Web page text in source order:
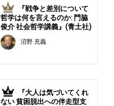
3
『戦争と差別について
哲学は何を言えるのか: 門脇
俊介 社会哲学講義』(青土社)
沼野 充義
4
『大人は気づいてくれ
ない 貧困脱出への伴走型支